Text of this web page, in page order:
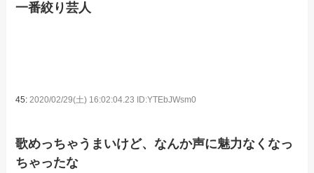
一番絞り芸人
45:2020/02/29(土) 16:02:04.23 ID:YTEbJWsm0
歌めっちゃうまいけど、なんか声に魅力なくなっ
ちゃったな